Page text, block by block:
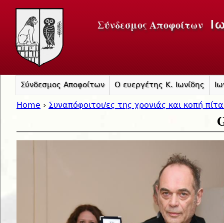
Σύνδεσμος Αποφοίτων
Home › Συναπόφοιτοι/ες της χρονιάς και κοπή
Σύνδεσμος Αποφοίτων Ο ευεργέτης Κ. Ιωνίδης